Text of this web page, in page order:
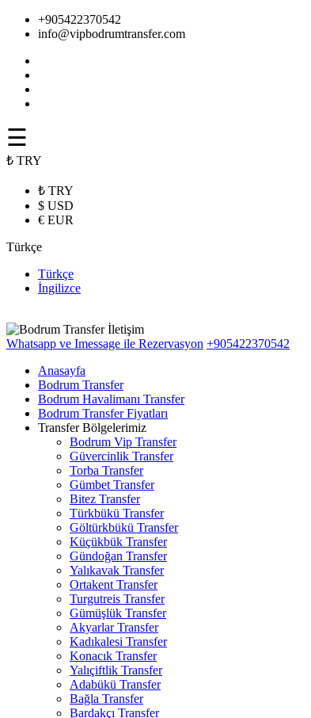
+905422370542
info@vipbodrumtransfer.com
☰
₺ TRY
₺ TRY
$ USD
€ EUR
Türkçe
Türkçe
İngilizce
Whatsapp ve Imessage ile Rezervasyon +905422370542
Anasayfa
Bodrum Transfer
Bodrum Havalimanı Transfer
Bodrum Transfer Fiyatları
Transfer Bölgelerimiz
Bodrum Vip Transfer
Güvercinlik Transfer
Torba Transfer
Gümbet Transfer
Bitez Transfer
Türkbükü Transfer
Göltürkbükü Transfer
Küçükbük Transfer
Gündoğan Transfer
Yalıkavak Transfer
Ortakent Transfer
Turgutreis Transfer
Gümüşlük Transfer
Akyarlar Transfer
Kadıkalesi Transfer
Konacık Transfer
Yalıçiftlik Transfer
Adabükü Transfer
Bağla Transfer
Bardakçı Transfer